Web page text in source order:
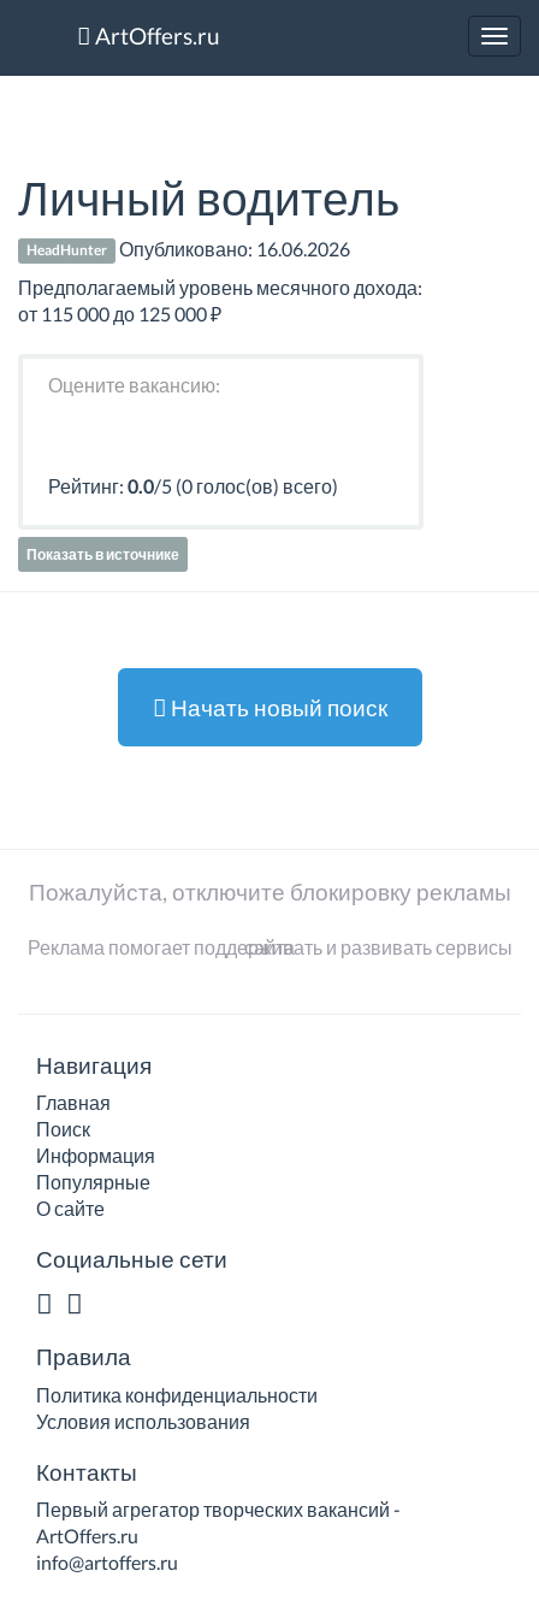
ArtOffers.ru
Личный водитель
HeadHunter Опубликовано: 16.06.2026
Предполагаемый уровень месячного дохода:
от 115 000 до 125 000 ₽
Оцените вакансию:
Рейтинг: 0.0/5 (0 голос(ов) всего)
Показать в источнике
Начать новый поиск
Пожалуйста, отключите блокировку рекламы
Реклама помогает поддерживать и развивать сервисы сайта
Навигация
Главная
Поиск
Информация
Популярные
О сайте
Социальные сети
Правила
Политика конфиденциальности
Условия использования
Контакты
Первый агрегатор творческих вакансий -
ArtOffers.ru
info@artoffers.ru